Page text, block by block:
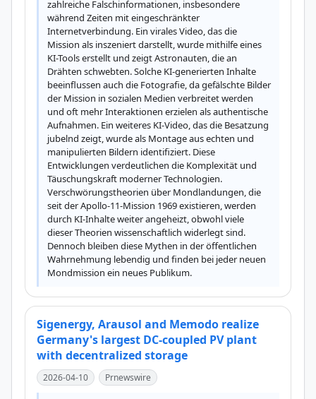
zahlreiche Falschinformationen, insbesondere
während Zeiten mit eingeschränkter
Internetverbindung. Ein virales Video, das die
Mission als inszeniert darstellt, wurde mithilfe eines
KI-Tools erstellt und zeigt Astronauten, die an
Drähten schwebten. Solche KI-generierten Inhalte
beeinflussen auch die Fotografie, da gefälschte Bilder
der Mission in sozialen Medien verbreitet werden
und oft mehr Interaktionen erzielen als authentische
Aufnahmen. Ein weiteres KI-Video, das die Besatzung
jubelnd zeigt, wurde als Montage aus echten und
manipulierten Bildern identifiziert. Diese
Entwicklungen verdeutlichen die Komplexität und
Täuschungskraft moderner Technologien.
Verschwörungstheorien über Mondlandungen, die
seit der Apollo-11-Mission 1969 existieren, werden
durch KI-Inhalte weiter angeheizt, obwohl viele
dieser Theorien wissenschaftlich widerlegt sind.
Dennoch bleiben diese Mythen in der öffentlichen
Wahrnehmung lebendig und finden bei jeder neuen
Mondmission ein neues Publikum.
Sigenergy, Arausol and Memodo realize
Germany's largest DC-coupled PV plant
with decentralized storage
2026-04-10 Prnewswire